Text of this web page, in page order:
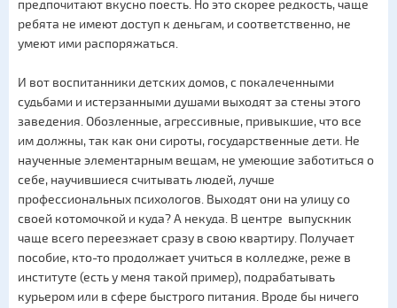
предпочитают вкусно поесть. Но это скорее редкость, чаще
ребята не имеют доступ к деньгам, и соответственно, не
умеют ими распоряжаться.
И вот воспитанники детских домов, с покалеченными
судьбами и истерзанными душами выходят за стены этого
заведения. Обозленные, агрессивные, привыкшие, что все
им должны, так как они сироты, государственные дети. Не
наученные элементарным вещам, не умеющие заботиться о
себе, научившиеся считывать людей, лучше
профессиональных психологов. Выходят они на улицу со
своей котомочкой и куда? А некуда. В центре выпускник
чаще всего переезжает сразу в свою квартиру. Получает
пособие, кто-то продолжает учиться в колледже, реже в
институте (есть у меня такой пример), подрабатывать
курьером или в сфере быстрого питания. Вроде бы ничего